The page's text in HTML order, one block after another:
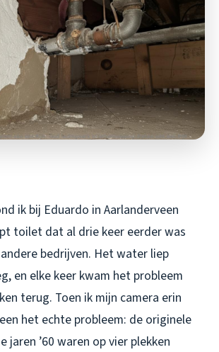
ik bij Eduardo in Aarlanderveen
toilet dat al drie keer eerder was
bedrijven. Het water liep
en elke keer kwam het probleem
terug. Toen ik mijn camera erin
het echte probleem: de originele
jaren ’60 waren op vier plekken